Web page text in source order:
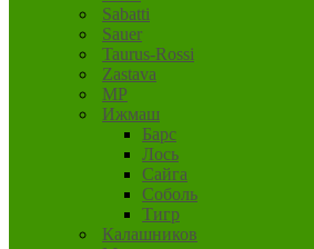
Sabatti
Sauer
Taurus-Rossi
Zastava
MP
Ижмаш
Барс
Лось
Сайга
Соболь
Тигр
Калашников